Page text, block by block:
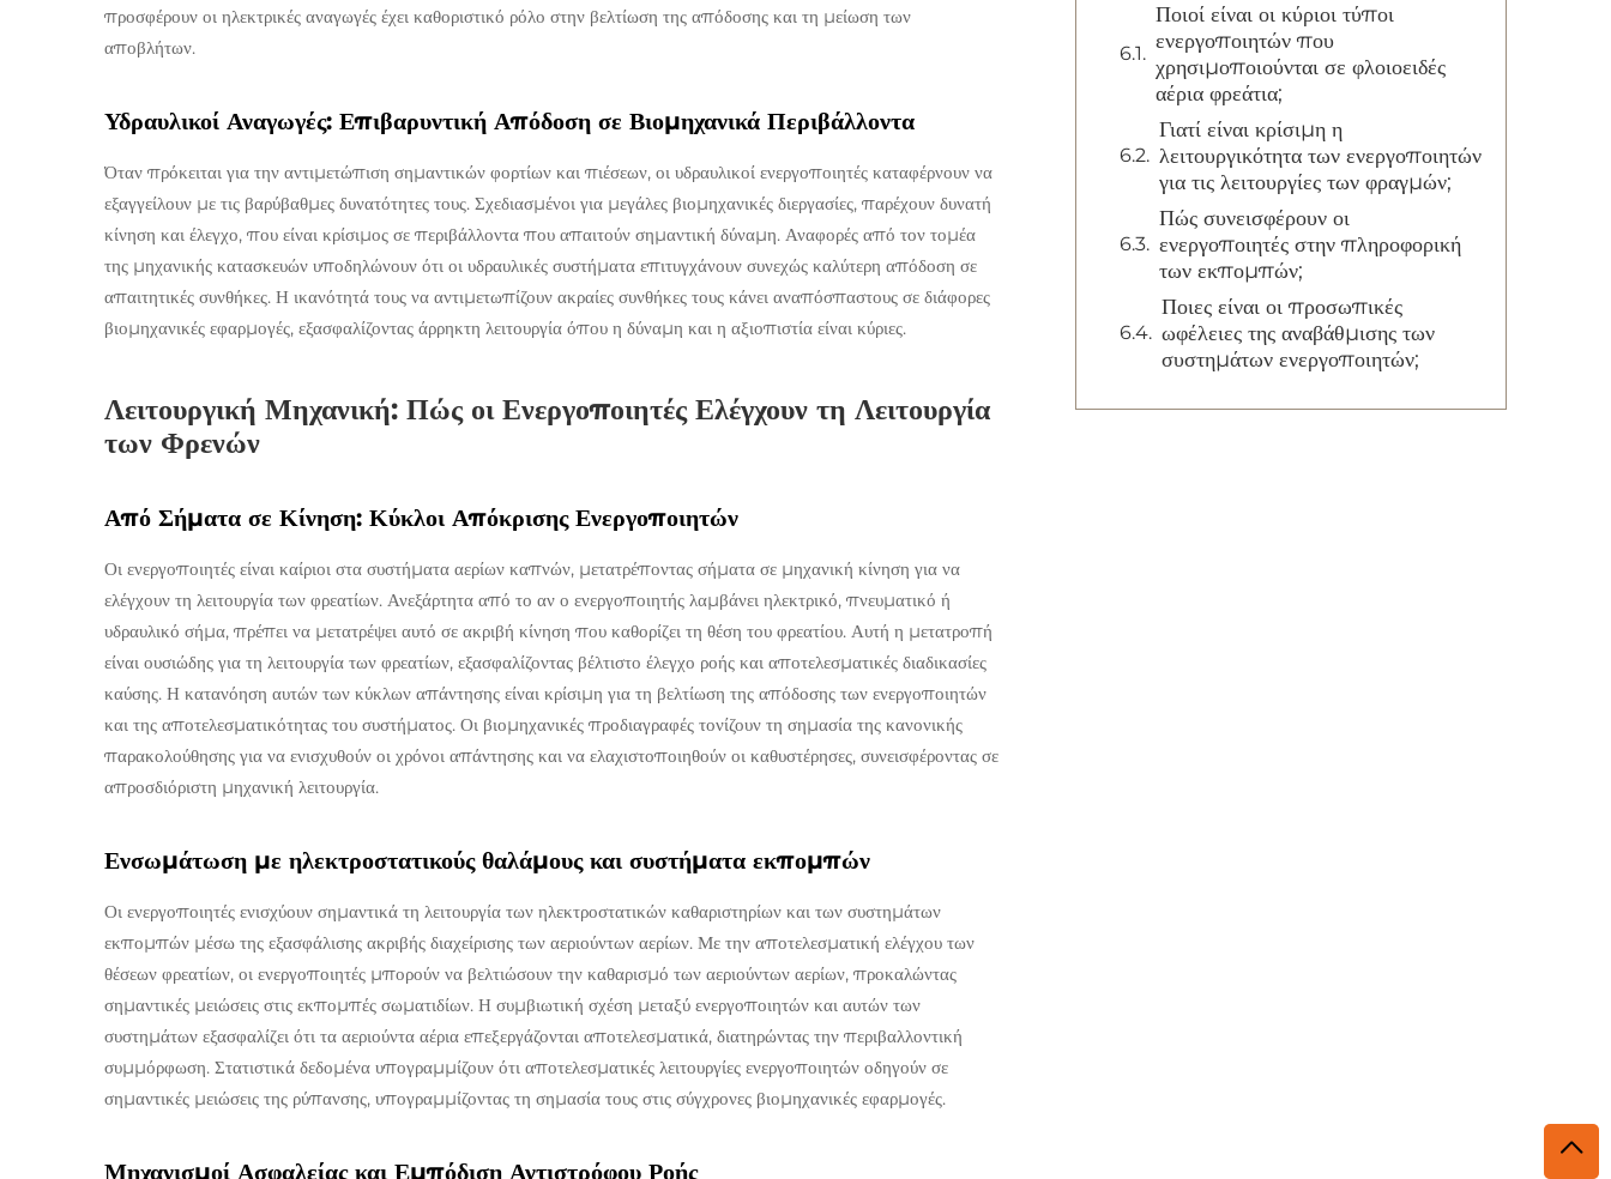
προσφέρουν οι ηλεκτρικές αναγωγές έχει καθοριστικό ρόλο στην βελτίωση της απόδοσης και τη μείωση των
αποβλήτων.
Υδραυλικοί Αναγωγές: Επιβαρυντική Απόδοση σε Βιομηχανικά Περιβάλλοντα
Όταν πρόκειται για την αντιμετώπιση σημαντικών φορτίων και πιέσεων, οι υδραυλικοί ενεργοποιητές καταφέρνουν να
εξαγγείλουν με τις βαρύβαθμες δυνατότητες τους. Σχεδιασμένοι για μεγάλες βιομηχανικές διεργασίες, παρέχουν δυνατή
κίνηση και έλεγχο, που είναι κρίσιμος σε περιβάλλοντα που απαιτούν σημαντική δύναμη. Αναφορές από τον τομέα
της μηχανικής κατασκευών υποδηλώνουν ότι οι υδραυλικές συστήματα επιτυγχάνουν συνεχώς καλύτερη απόδοση σε
απαιτητικές συνθήκες. Η ικανότητά τους να αντιμετωπίζουν ακραίες συνθήκες τους κάνει αναπόσπαστους σε διάφορες
βιομηχανικές εφαρμογές, εξασφαλίζοντας άρρηκτη λειτουργία όπου η δύναμη και η αξιοπιστία είναι κύριες.
Λειτουργική Μηχανική: Πώς οι Ενεργοποιητές Ελέγχουν τη Λειτουργία
των Φρενών
Από Σήματα σε Κίνηση: Κύκλοι Απόκρισης Ενεργοποιητών
Οι ενεργοποιητές είναι καίριοι στα συστήματα αερίων καπνών, μετατρέποντας σήματα σε μηχανική κίνηση για να
ελέγχουν τη λειτουργία των φρεατίων. Ανεξάρτητα από το αν ο ενεργοποιητής λαμβάνει ηλεκτρικό, πνευματικό ή
υδραυλικό σήμα, πρέπει να μετατρέψει αυτό σε ακριβή κίνηση που καθορίζει τη θέση του φρεατίου. Αυτή η μετατροπή
είναι ουσιώδης για τη λειτουργία των φρεατίων, εξασφαλίζοντας βέλτιστο έλεγχο ροής και αποτελεσματικές διαδικασίες
καύσης. Η κατανόηση αυτών των κύκλων απάντησης είναι κρίσιμη για τη βελτίωση της απόδοσης των ενεργοποιητών
και της αποτελεσματικότητας του συστήματος. Οι βιομηχανικές προδιαγραφές τονίζουν τη σημασία της κανονικής
παρακολούθησης για να ενισχυθούν οι χρόνοι απάντησης και να ελαχιστοποιηθούν οι καθυστέρησες, συνεισφέροντας σε
απροσδιόριστη μηχανική λειτουργία.
Ενσωμάτωση με ηλεκτροστατικούς θαλάμους και συστήματα εκπομπών
Οι ενεργοποιητές ενισχύουν σημαντικά τη λειτουργία των ηλεκτροστατικών καθαριστηρίων και των συστημάτων
εκπομπών μέσω της εξασφάλισης ακριβής διαχείρισης των αεριούντων αερίων. Με την αποτελεσματική ελέγχου των
θέσεων φρεατίων, οι ενεργοποιητές μπορούν να βελτιώσουν την καθαρισμό των αεριούντων αερίων, προκαλώντας
σημαντικές μειώσεις στις εκπομπές σωματιδίων. Η συμβιωτική σχέση μεταξύ ενεργοποιητών και αυτών των
συστημάτων εξασφαλίζει ότι τα αεριούντα αέρια επεξεργάζονται αποτελεσματικά, διατηρώντας την περιβαλλοντική
συμμόρφωση. Στατιστικά δεδομένα υπογραμμίζουν ότι αποτελεσματικές λειτουργίες ενεργοποιητών οδηγούν σε
σημαντικές μειώσεις της ρύπανσης, υπογραμμίζοντας τη σημασία τους στις σύγχρονες βιομηχανικές εφαρμογές.
Μηχανισμοί Ασφαλείας και Εμπόδιση Αντιστρόφου Ροής
Ποιοί είναι οι κύριοι τύποι
ενεργοποιητών που
χρησιμοποιούνται σε φλοιοειδές
αέρια φρεάτια;
Γιατί είναι κρίσιμη η
λειτουργικότητα των ενεργοποιητών
για τις λειτουργίες των φραγμών;
Πώς συνεισφέρουν οι
ενεργοποιητές στην πληροφορική
των εκπομπών;
Ποιες είναι οι προσωπικές
ωφέλειες της αναβάθμισης των
συστημάτων ενεργοποιητών;